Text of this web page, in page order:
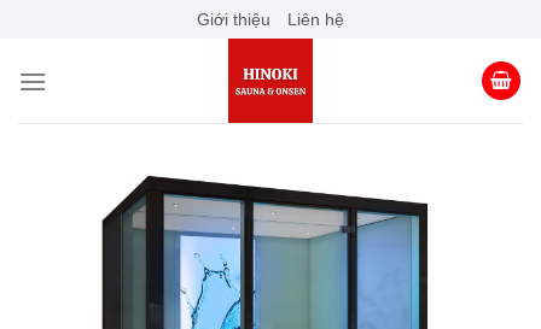
content
Giới thiệu Liên hệ